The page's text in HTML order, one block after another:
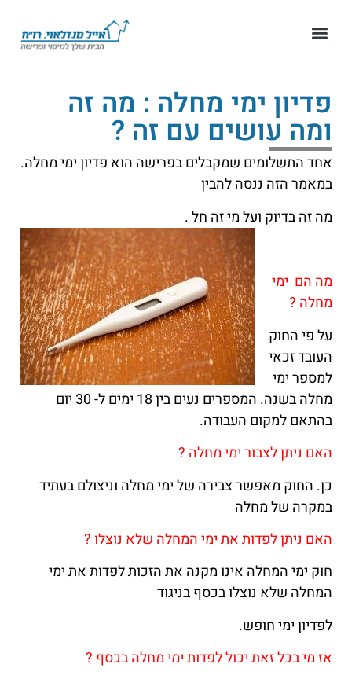
פדיון ימי מחלה : מה זה
ומה עושים עם זה ?
אחד התשלומים שמקבלים בפרישה הוא פדיון ימי מחלה.
במאמר הזה ננסה להבין
מה זה בדיוק ועל מי זה חל .
מה הם ימי
מחלה ?
על פי החוק
העובד זכאי
למספר ימי
מחלה בשנה. המספרים נעים בין 18 ימים ל- 30 יום
בהתאם למקום העבודה.
האם ניתן לצבור ימי מחלה ?
כן. החוק מאפשר צבירה של ימי מחלה וניצולם בעתיד
במקרה של מחלה
האם ניתן לפדות את ימי המחלה שלא נוצלו ?
חוק ימי המחלה אינו מקנה את הזכות לפדות את ימי
המחלה שלא נוצלו בכסף בניגוד
לפדיון ימי חופש.
אז מי בכל זאת יכול לפדות ימי מחלה בכסף ?